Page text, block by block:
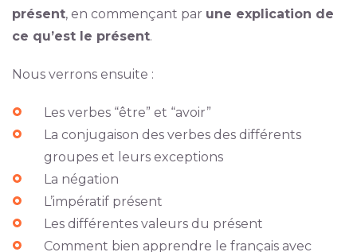
présent, en commençant par une explication de
ce qu’est le présent.
Nous verrons ensuite :
Les verbes “être” et “avoir”
La conjugaison des verbes des différents
groupes et leurs exceptions
La négation
L’impératif présent
Les différentes valeurs du présent
Comment bien apprendre le français avec